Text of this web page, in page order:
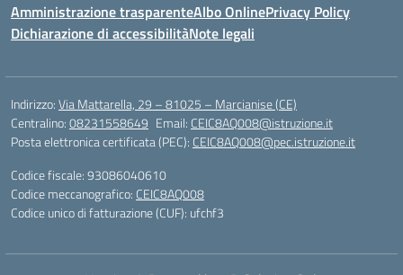
Amministrazione trasparenteAlbo OnlinePrivacy Policy
Dichiarazione di accessibilitàNote legali
Indirizzo:Via Mattarella, 29 – 81025 – Marcianise (CE)
Centralino:08231558649 Email: CEIC8AQ008@istruzione.it
Posta elettronica certificata (PEC): CEIC8AQ008@pec.istruzione.it
Codice fiscale: 93086040610
Codice meccanografico: CEIC8AQ008
Codice unico di fatturazione (CUF): ufchf3